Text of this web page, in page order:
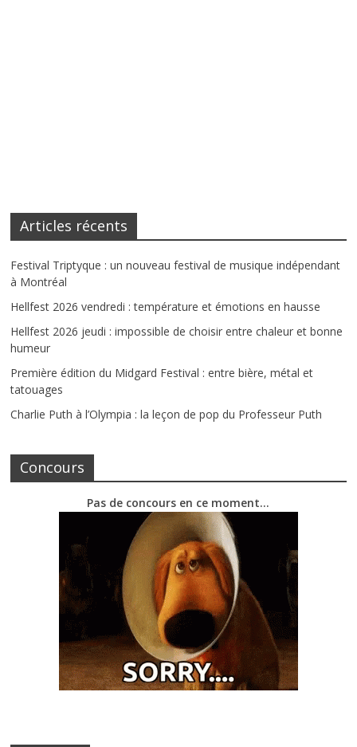
Articles récents
Festival Triptyque : un nouveau festival de musique indépendant
à Montréal
Hellfest 2026 vendredi : température et émotions en hausse
Hellfest 2026 jeudi : impossible de choisir entre chaleur et bonne
humeur
Première édition du Midgard Festival : entre bière, métal et
tatouages
Charlie Puth à l’Olympia : la leçon de pop du Professeur Puth
Concours
Pas de concours en ce moment…